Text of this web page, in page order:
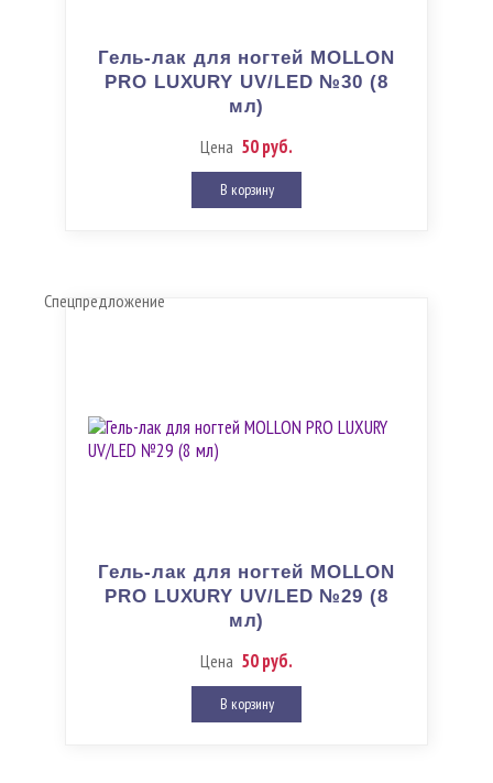
Гель-лак для ногтей MOLLON
PRO LUXURY UV/LED №30 (8
мл)
Цена 50 руб.
В корзину
Спецпредложение
Гель-лак для ногтей MOLLON
PRO LUXURY UV/LED №29 (8
мл)
Цена 50 руб.
В корзину